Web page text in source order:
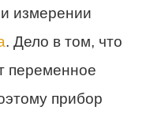
измерении
. Дело в том, что
переменное
прибор